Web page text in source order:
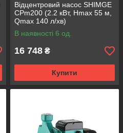
Відцентровий насос SHIMGE
CPm200 (2.2 кВт, Нmax 55 м,
Qmax 140 л/хв)
В наявності 6 од.
16 748 ₴
Купити